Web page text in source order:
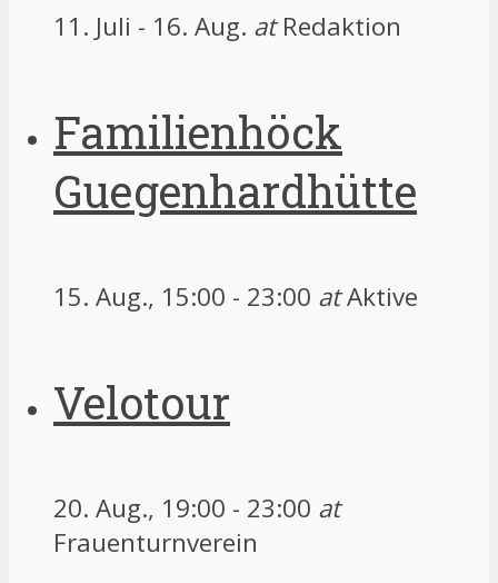
11. Juli - 16. Aug. atRedaktion
Familienhöck
Guegenhardhütte
15. Aug., 15:00 - 23:00 atAktive
Velotour
20. Aug., 19:00 - 23:00 at
Frauenturnverein